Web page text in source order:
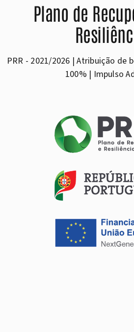
Plano de
PRR - 2021/2026 | Atribuição de
100% | Impulso